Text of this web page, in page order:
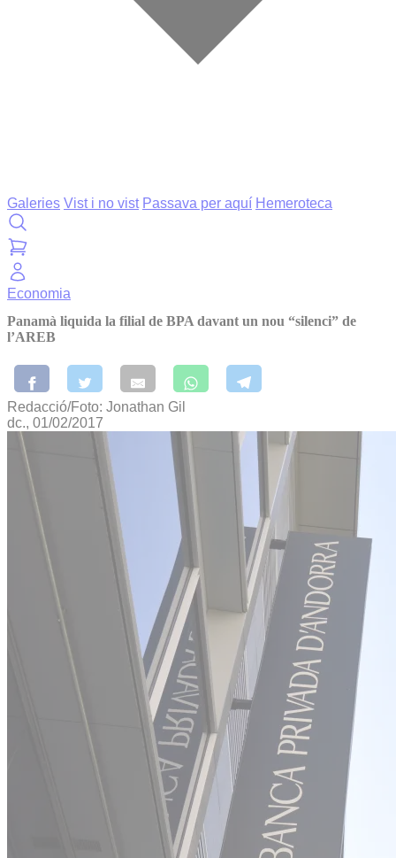
Galeries Vist i no vist Passava per aquí Hemeroteca
Economia
Panamà liquida la filial de BPA davant un nou “silenci” de
l’AREB
Redacció/Foto: Jonathan Gil
dc., 01/02/2017